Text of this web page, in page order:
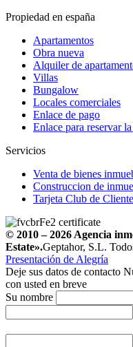
Propiedad en españa
Apartamentos
Obra nueva
Alquiler de
Villas
Bungalow
Locales comerciales
Enlace de pago
Enlace para reservar
Servicios
Venta de bienes
Construccion de
Tarjeta Club de
© 2010 – 2026 Agencia
Estate».Geptahor, S.L.
Presentación de Alegría
Deje sus datos de contacto
con usted en breve
Su nombre